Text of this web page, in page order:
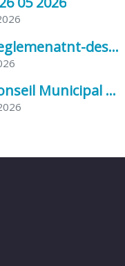
Arrete-communal-reglemenatnt-des-bruits-de-voisinage-et-des-activites-bruyantes
Compte rendu du Conseil Municipal du 06 mai 2026